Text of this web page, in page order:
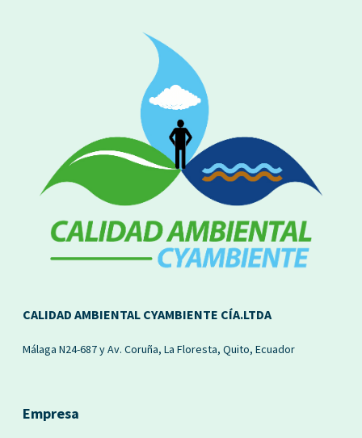
CALIDAD AMBIENTAL CYAMBIENTE CÍA.LTDA
Málaga N24-687 y Av. Coruña, La Floresta, Quito, Ecuador
Empresa